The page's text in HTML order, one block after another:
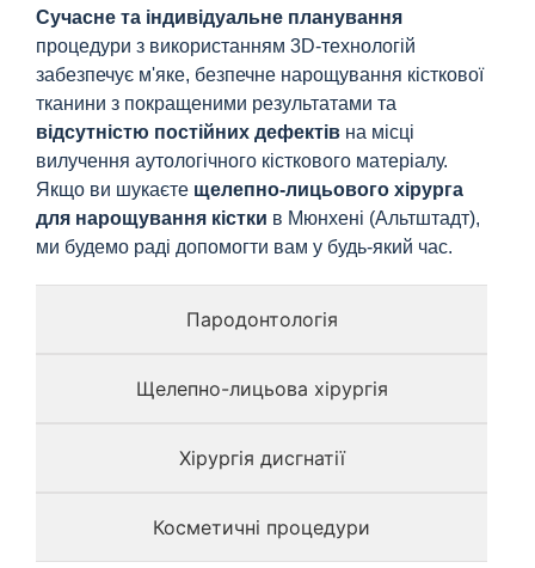
Сучасне та індивідуальне планування
процедури з використанням 3D-технологій
забезпечує м'яке, безпечне нарощування кісткової
тканини з покращеними результатами та
відсутністю постійних дефектів на місці
вилучення аутологічного кісткового матеріалу.
Якщо ви шукаєте щелепно-лицьового хірурга
для нарощування кістки в Мюнхені (Альтштадт),
ми будемо раді допомогти вам у будь-який час.
Пародонтологія
Щелепно-лицьова хірургія
Хірургія дисгнатії
Косметичні процедури